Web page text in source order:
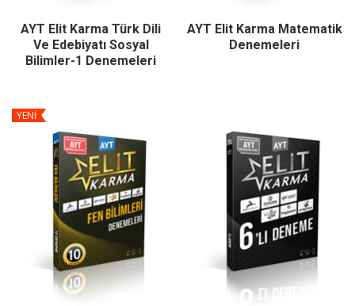
AYT Elit Karma Türk Dili
Ve Edebiyatı Sosyal
Bilimler-1 Denemeleri
AYT Elit Karma Matematik
Denemeleri
YENİ